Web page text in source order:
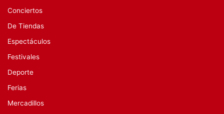
Conciertos
De Tiendas
Espectáculos
Festivales
Deporte
Ferias
Mercadillos